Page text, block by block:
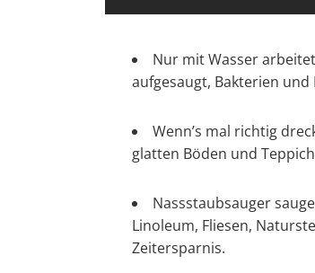
Nur mit Wasser
aufgesaugt, Bakterien
Wenn’s mal richtig
glatten Böden und
Nassstaubsauger
Linoleum, Fliesen,
Zeitersparnis.